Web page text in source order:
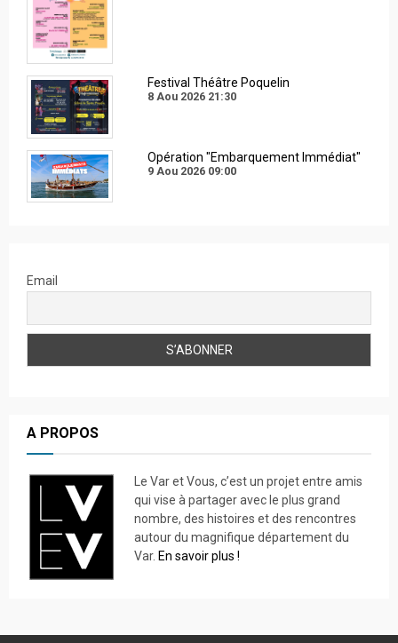
Festival Théâtre Poquelin
8 Aou 2026 21:30
Opération "Embarquement Immédiat"
9 Aou 2026 09:00
Email
A PROPOS
Le Var et Vous, c’est un projet entre amis
qui vise à partager avec le plus grand
nombre, des histoires et des rencontres
autour du magnifique département du
Var. En savoir plus !